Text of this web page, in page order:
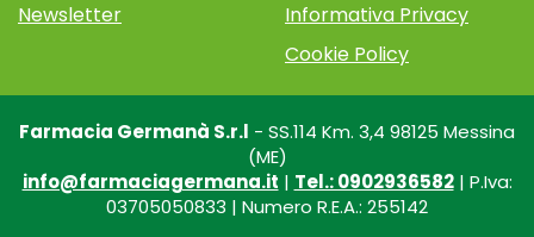
Newsletter
Informativa Privacy
Cookie Policy
Farmacia Germanà S.r.l - SS.114 Km. 3,4 98125 Messina
(ME)
info@farmaciagermana.it | Tel.: 0902936582| P.Iva:
03705050833 | Numero R.E.A.: 255142